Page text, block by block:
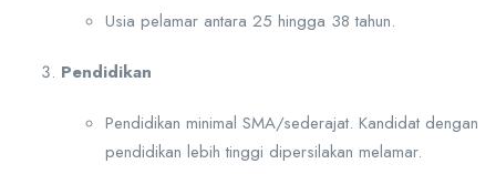
Usia pelamar antara 25 hingga 38 tahun.
Pendidikan
Pendidikan minimal SMA/sederajat. Kandidat dengan
pendidikan lebih tinggi dipersilakan melamar.